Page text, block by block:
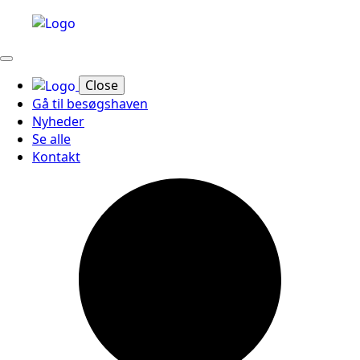
Close
Gå til besøgshaven
Nyheder
Se alle
Kontakt